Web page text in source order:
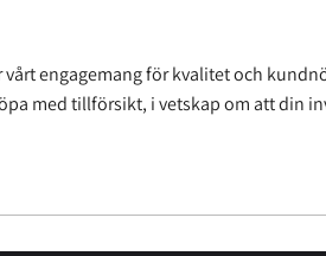
engagemang för kvalitet och
med tillförsikt, i vetskap om att din